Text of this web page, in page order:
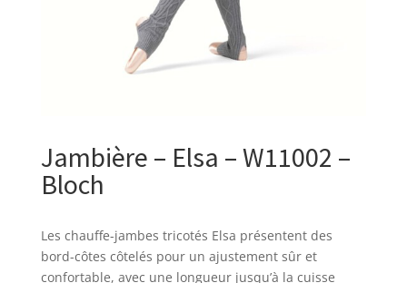
Jambière – Elsa – W11002 –
Bloch
Les chauffe-jambes tricotés Elsa présentent des
bord-côtes côtelés pour un ajustement sûr et
confortable, avec une longueur jusqu’à la cuisse